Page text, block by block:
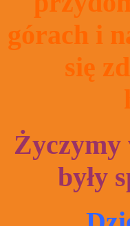
górach i
się
Życzymy
były